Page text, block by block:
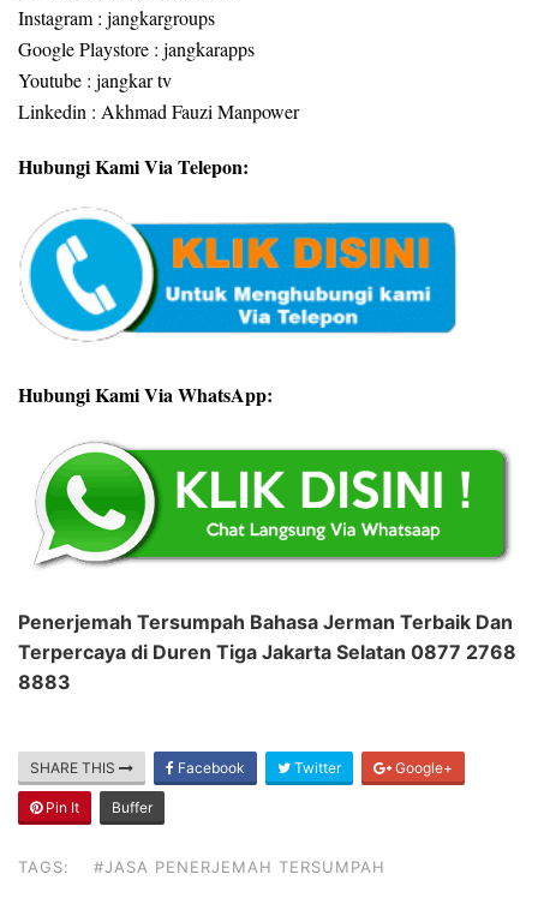
Instagram : jangkargroups
Google Playstore : jangkarapps
Youtube : jangkar tv
Linkedin : Akhmad Fauzi Manpower
Hubungi Kami Via Telepon:
Hubungi Kami Via WhatsApp:
Penerjemah Tersumpah Bahasa Jerman Terbaik Dan
Terpercaya di Duren Tiga Jakarta Selatan 0877 2768
8883
SHARE THIS Facebook Twitter Google+
Pin It Buffer
TAGS: #JASA PENERJEMAH TERSUMPAH